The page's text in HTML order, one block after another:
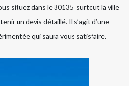
situez dans le 80135, surtout la ville
un devis détaillé. Il s’agit d’une
qui saura vous satisfaire.